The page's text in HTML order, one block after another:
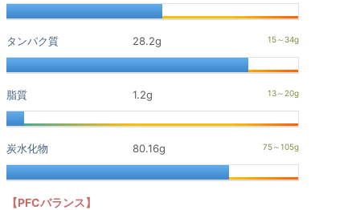
タンパク質 28.2g
脂質 1.2g
炭水化物 80.16g
【PFCバランス】